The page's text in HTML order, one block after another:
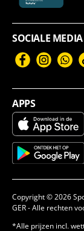
SOCIALE MEDIA
Facebook
APPS
Copyright © 2026
GER - Alle rechten
*Alle prijzen incl.